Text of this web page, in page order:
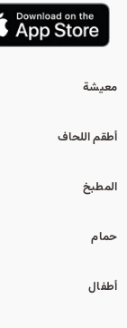
معيشة
أطقم اللحاف
المطبخ
حمام
أطفال